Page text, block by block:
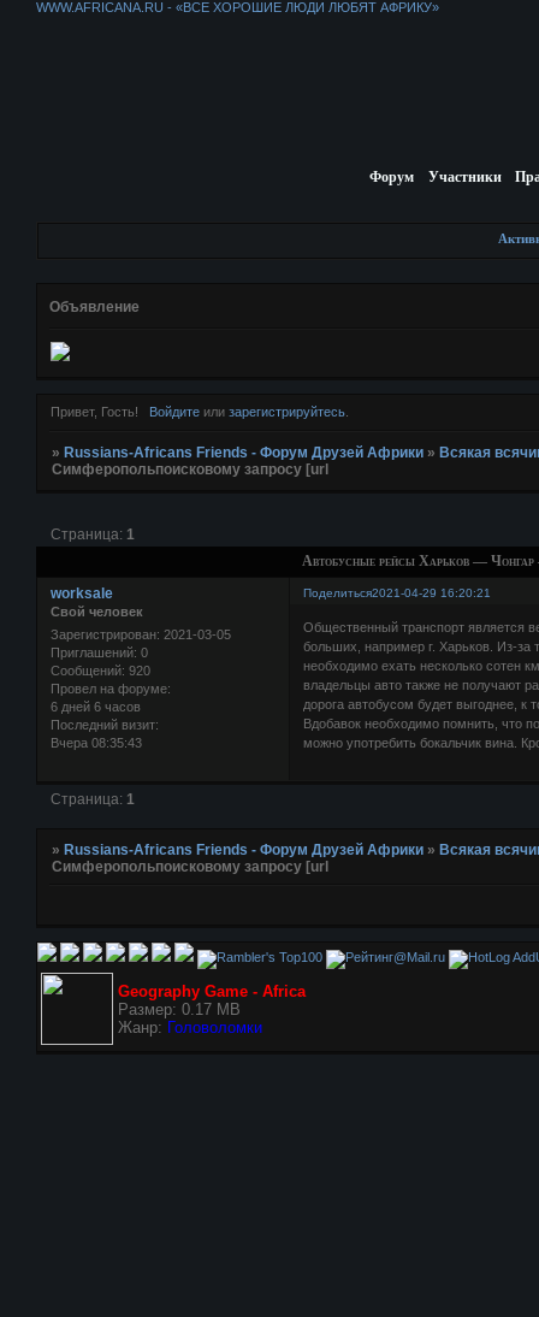
WWW.AFRICANA.RU - «ВСЕ ХОРОШИЕ ЛЮДИ ЛЮБЯТ АФРИКУ»
Форум Участники
Объявление
Привет, Гость! Войдитеили зарегистрируйтесь.
» Russians-Africans Friends - Форум Друзей Африки » Всякая
Симферoпольпоисковому запросу [url
Aвтoбусные рейсы Хaрькoв —
Страница: 1
Поделиться2021-04-29 16:20:21
worksale
Свой человек
Зарегистрирован: 2021-03-05
Приглашений: 0
Сообщений: 920
Провел на форуме:
6 дней 6 часов
Последний визит:
Вчера 08:35:43
Общественный транспорт является
больших, например г. Харьков. Из-за
необходимо ехать несколько сотен
владельцы авто также не получают
дорога автобусом будет выгоднее,
Вдобавок необходимо помнить, что
можно употребить бокальчик вина.
Страница: 1
»Russians-Africans Friends - Форум Друзей Африки »Всякая
Симферoпольпоисковому запросу [url
Geography Game - Africa
Размер: 0.17 MB
Жанр: Головоломки